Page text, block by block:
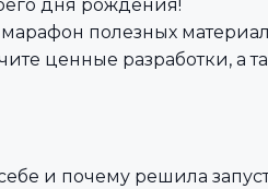
дня рождения!
полезных
ценные разработки, а
и почему решила